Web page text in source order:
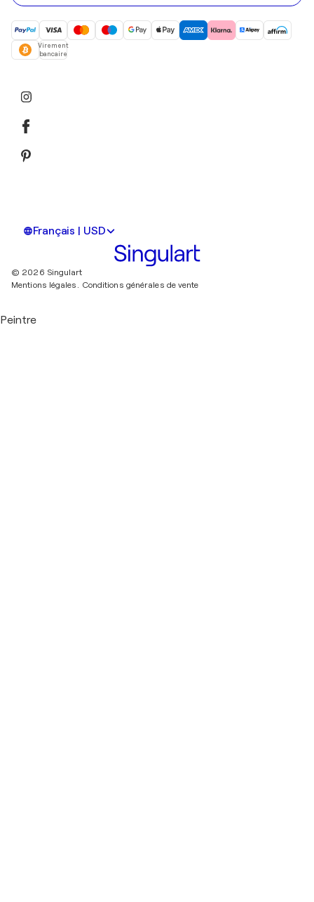
Virement
bancaire
Français | USD
© 2026 Singulart
Mentions légales.
Conditions générales de vente
Peintre